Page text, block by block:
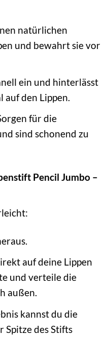
natürlichen
und bewahrt sie vor
ein und hinterlässt
auf den Lippen.
für die
sind schonend zu
Pencil Jumbo –
auf deine Lippen
und verteile die
außen.
kannst du die
Spitze des Stifts